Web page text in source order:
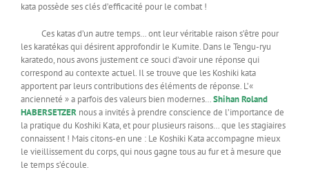
kata possède ses clés d’efficacité pour le combat !
Ces katas d’un autre temps… ont leur véritable raison s’être pour
les karatékas qui désirent approfondir le Kumite. Dans le Tengu-ryu
karatedo, nous avons justement ce souci d’avoir une réponse qui
correspond au contexte actuel. Il se trouve que les Koshiki kata
apportent par leurs contributions des éléments de réponse. L’«
ancienneté » a parfois des valeurs bien modernes…Shihan Roland
HABERSETZER nous a invités à prendre conscience de l’importance de
la pratique du Koshiki Kata, et pour plusieurs raisons… que les stagiaires
connaissent ! Mais citons-en une : Le Koshiki Kata accompagne mieux
le vieillissement du corps, qui nous gagne tous au fur et à mesure que
le temps s’écoule.